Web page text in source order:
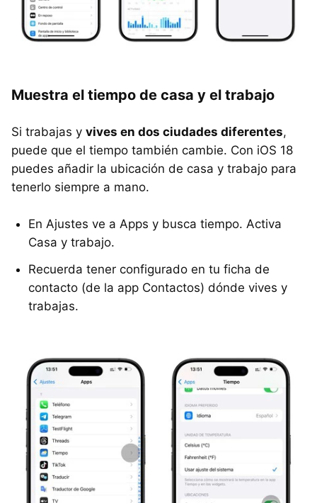
Muestra el tiempo de casa y el trabajo
Si trabajas y vives en dos ciudades diferentes,
puede que el tiempo también cambie. Con iOS 18
puedes añadir la ubicación de casa y trabajo para
tenerlo siempre a mano.
En Ajustes ve a Apps y busca tiempo. Activa
Casa y trabajo.
Recuerda tener configurado en tu ficha de
contacto (de la app Contactos) dónde vives y
trabajas.